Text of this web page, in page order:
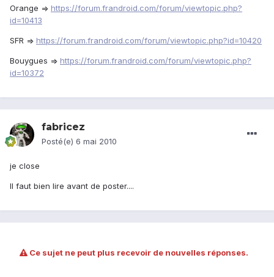
Orange => https://forum.frandroid.com/forum/viewtopic.php?
id=10413
SFR => https://forum.frandroid.com/forum/viewtopic.php?id=10420
Bouygues => https://forum.frandroid.com/forum/viewtopic.php?
id=10372
fabricez
Posté(e) 6 mai 2010
je close
Il faut bien lire avant de poster....
Ce sujet ne peut plus recevoir de nouvelles réponses.